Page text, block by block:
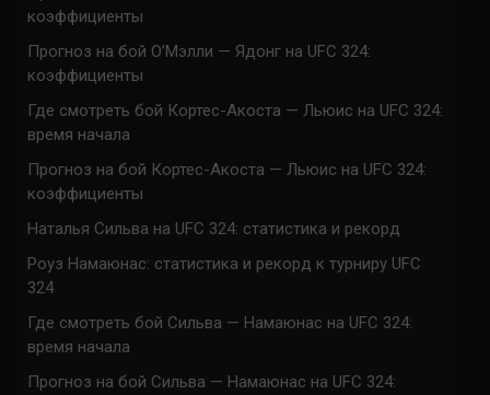
коэффициенты
Прогноз на бой О’Мэлли — Ядонг на UFC 324:
коэффициенты
Где смотреть бой Кортес-Акоста — Льюис на UFC 324:
время начала
Прогноз на бой Кортес-Акоста — Льюис на UFC 324:
коэффициенты
Наталья Сильва на UFC 324: статистика и рекорд
Роуз Намаюнас: статистика и рекорд к турниру UFC
324
Где смотреть бой Сильва — Намаюнас на UFC 324:
время начала
Прогноз на бой Сильва — Намаюнас на UFC 324: